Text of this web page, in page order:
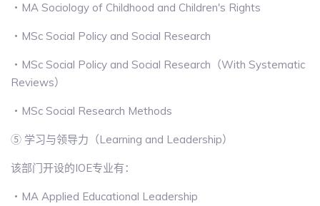
・MA Sociology of Childhood and Children's Rights
・MSc Social Policy and Social Research
・MSc Social Policy and Social Research（With Systematic
Reviews）
・MSc Social Research Methods
⑤ 学习与领导力（Learning and Leadership）
该部门开设的IOE专业有：
・MA Applied Educational Leadership